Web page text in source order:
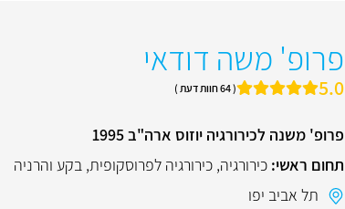
פרופ' משה דודאי
5.0 ( 64 חוות דעת )
פרופ' משנה לכירורגיה יוזוס ארה"ב 1995
תחום ראשי: כירורגיה, כירורגיה לפרוסקופית, בקע והרניה
תל אביב יפו